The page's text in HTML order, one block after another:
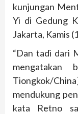
kunjungan
Yi di Gedung
Jakarta, Kamis
“Dan tadi dari
mengatakan
Tiongkok/
mendukung
kata Retno